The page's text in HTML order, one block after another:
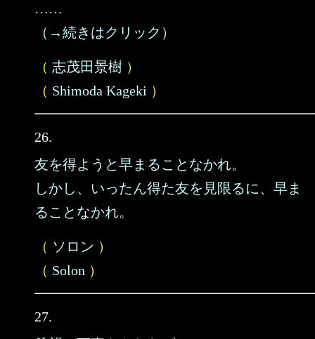
……
（→続きはクリック）
（ 志茂田景樹 ）
（ Shimoda Kageki ）
26.
友を得ようと早まることなかれ。
しかし、いったん得た友を見限るに、早ま
ることなかれ。
（ ソロン ）
（ Solon ）
27.